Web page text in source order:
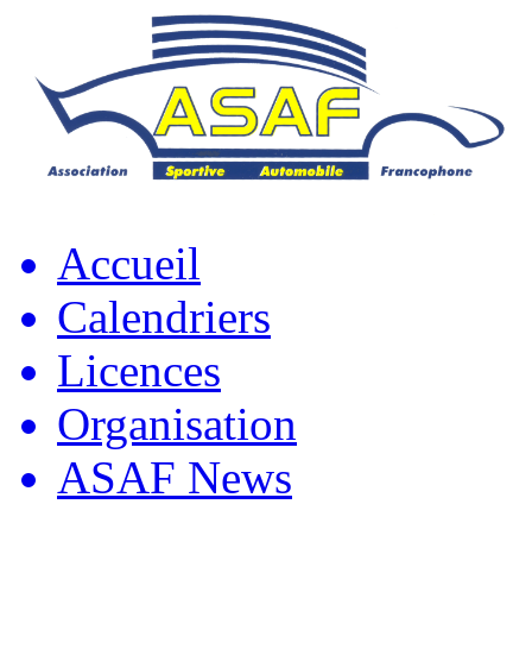
Accueil
Calendriers
Licences
Organisation
ASAF News